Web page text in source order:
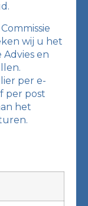
wij u het
Advies en
per e-
per post
het